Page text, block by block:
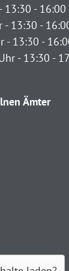
13:30 - 16:00
- 13:30 -
- 13:30 -
- 13:30 -
Ämter